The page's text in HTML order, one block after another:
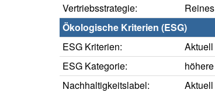
Vertriebsstrategie:
Ökologische Kriterien (ESG)
ESG Kriterien:
ESG Kategorie:
höhere
Nachhaltigkeitslabel: